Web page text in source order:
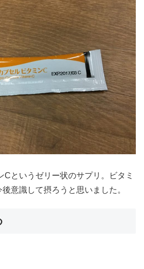
Cというゼリー状のサプリ。ビタミ
意識して摂ろうと思いました。